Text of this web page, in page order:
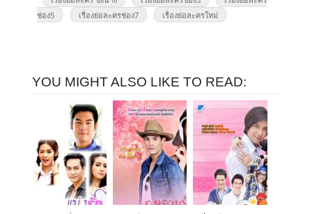
ช่อง5
เรื่องย่อละครช่อง7 เรื่องย่อละครใหม่
YOU MIGHT ALSO LIKE TO READ: